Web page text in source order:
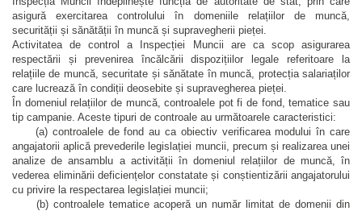
asigură exercitarea controlului în domeniile relațiilor de muncă,
securității și sănătății în muncă și supravegherii pieței.
Activitatea de control a Inspecției Muncii are ca scop asigurarea
respectării și prevenirea încălcării dispozițiilor legale referitoare la
relațiile de muncă, securitate și sănătate în muncă, protecția salariaților
care lucrează în condiții deosebite și supravegherea pieței.
În domeniul relațiilor de muncă, controalele pot fi de fond, tematice sau
tip campanie. Aceste tipuri de controale au următoarele caracteristici:
(a) controalele de fond au ca obiectiv verificarea modului în care
angajatorii aplică prevederile legislației muncii, precum și realizarea unei
analize de ansamblu a activității în domeniul relațiilor de muncă, în
vederea eliminării deficiențelor constatate și conștientizării angajatorului
cu privire la respectarea legislației muncii;
(b) controalele tematice acoperă un număr limitat de domenii din